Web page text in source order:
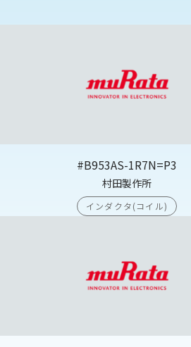
#B953AS-1R7N=P3
村田製作所
インダクタ(コイル)